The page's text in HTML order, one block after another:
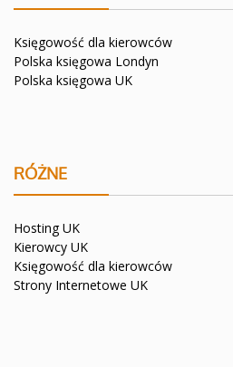
Księgowość dla kierowców
Polska księgowa Londyn
Polska księgowa UK
RÓŻNE
Hosting UK
Kierowcy UK
Księgowość dla kierowców
Strony Internetowe UK